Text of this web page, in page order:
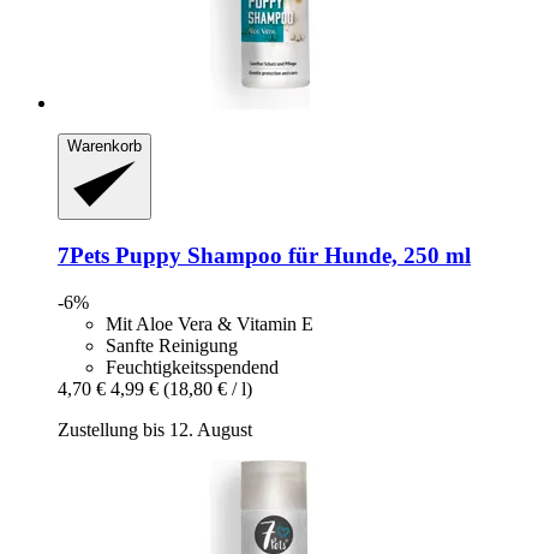
Warenkorb
7Pets Puppy Shampoo für Hunde, 250 ml
-6%
Mit Aloe Vera & Vitamin E
Sanfte Reinigung
Feuchtigkeitsspendend
4,70 € 4,99 € (18,80 € / l)
Zustellung bis 12. August